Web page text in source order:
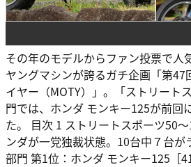
その年のモデルからファン投票で人
ヤングマシンが誇るガチ企画「第47
イヤー（MOTY）」。「ストリート
門では、ホンダ モンキー125が前回
た。 目次 1 ストリートスポーツ50
ンダが一党独裁状態。10台中７台
部門 第1位：ホンダ モンキー125［